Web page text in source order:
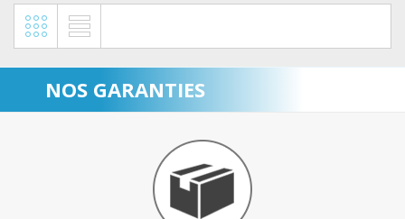
NOS GARANTIES